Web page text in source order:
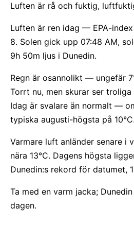
Luften är rå och fuktig,
Luften är ren idag — EPA-
8. Solen gick upp 07:48 AM,
9h 50m ljus i Dunedin.
Regn är osannolikt — ungefär
Torrt nu, men skurar ser
Idag är svalare än normalt —
typiska augusti-högsta på 10°C.
Varmare luft anländer senare i
nära 13°C. Dagens högsta
Dunedin:s rekord för datumet,
Ta med en varm jacka;
dagen.